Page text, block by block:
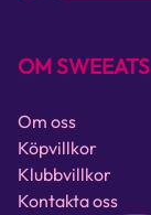
OM SWEEATS
Om oss
Köpvillkor
Klubbvillkor
Kontakta oss